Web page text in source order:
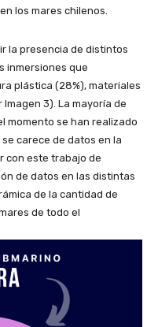
los mares chilenos.
la presencia de distintos
inmersiones que
plástica (28%), materiales
Imagen 3). La mayoría de
momento se han realizado
carece de datos en la
con este trabajo de
de datos en las distintas
de la cantidad de
de todo el